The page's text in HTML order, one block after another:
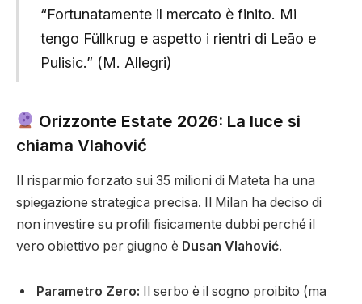
“Fortunatamente il mercato è finito. Mi
tengo Füllkrug e aspetto i rientri di Leão e
Pulisic.” (M. Allegri)
Orizzonte Estate 2026: La luce si
chiama Vlahović
Il risparmio forzato sui 35 milioni di Mateta ha una
spiegazione strategica precisa. Il Milan ha deciso di
non investire su profili fisicamente dubbi perché il
vero obiettivo per giugno è Dusan Vlahović.
Parametro Zero: Il serbo è il sogno proibito (ma